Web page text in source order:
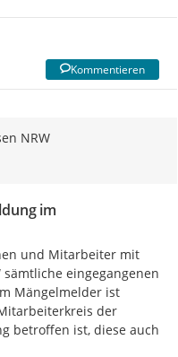
Kommentieren
NRW
im
und Mitarbeiter mit
eingegangenen
Mängelmelder ist
der
betroffen ist, diese auch